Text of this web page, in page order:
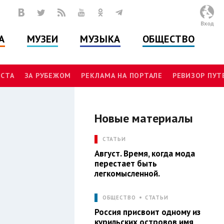
МУЗЕИ МУЗЫКА ОБЩЕСТВО
Вход
ЗА РУБЕЖОМ РЕКЛАМА НА ПОРТАЛЕ РЕВИЗОР
Новые материалы
СТАТЬИ
Август. Время, когда мода
перестает быть
легкомысленной.
ОБЩЕСТВО СТАТЬИ
Россия присвоит одному из
курильских островов имя